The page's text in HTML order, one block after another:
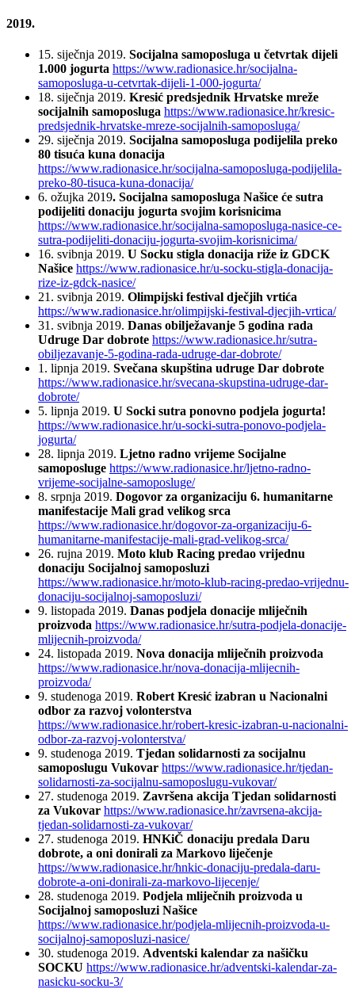
2019.
15. siječnja 2019. Socijalna samoposluga u četvrtak dijeli
1.000 jogurta https://www.radionasice.hr/socijalna-
samoposluga-u-cetvrtak-dijeli-1-000-jogurta/
18. siječnja 2019. Kresić predsjednik Hrvatske mreže
socijalnih samoposluga https://www.radionasice.hr/kresic-
predsjednik-hrvatske-mreze-socijalnih-samoposluga/
29. siječnja 2019. Socijalna samoposluga podijelila preko
80 tisuća kuna donacija
https://www.radionasice.hr/socijalna-samoposluga-podijelila-
preko-80-tisuca-kuna-donacija/
6. ožujka 2019. Socijalna samoposluga Našice će sutra
podijeliti donaciju jogurta svojim korisnicima
https://www.radionasice.hr/socijalna-samoposluga-nasice-ce-
sutra-podijeliti-donaciju-jogurta-svojim-korisnicima/
16. svibnja 2019. U Socku stigla donacija riže iz GDCK
Našice https://www.radionasice.hr/u-socku-stigla-donacija-
rize-iz-gdck-nasice/
21. svibnja 2019. Olimpijski festival dječjih vrtića
https://www.radionasice.hr/olimpijski-festival-djecjih-vrtica/
31. svibnja 2019. Danas obilježavanje 5 godina rada
Udruge Dar dobrote https://www.radionasice.hr/sutra-
obiljezavanje-5-godina-rada-udruge-dar-dobrote/
1. lipnja 2019. Svečana skupština udruge Dar dobrote
https://www.radionasice.hr/svecana-skupstina-udruge-dar-
dobrote/
5. lipnja 2019. U Socki sutra ponovno podjela jogurta!
https://www.radionasice.hr/u-socki-sutra-ponovo-podjela-
jogurta/
28. lipnja 2019. Ljetno radno vrijeme Socijalne
samoposluge https://www.radionasice.hr/ljetno-radno-
vrijeme-socijalne-samoposluge/
8. srpnja 2019. Dogovor za organizaciju 6. humanitarne
manifestacije Mali grad velikog srca
https://www.radionasice.hr/dogovor-za-organizaciju-6-
humanitarne-manifestacije-mali-grad-velikog-srca/
26. rujna 2019. Moto klub Racing predao vrijednu
donaciju Socijalnoj samoposluzi
https://www.radionasice.hr/moto-klub-racing-predao-vrijednu-
donaciju-socijalnoj-samoposluzi/
9. listopada 2019. Danas podjela donacije mliječnih
proizvoda https://www.radionasice.hr/sutra-podjela-donacije-
mlijecnih-proizvoda/
24. listopada 2019. Nova donacija mliječnih proizvoda
https://www.radionasice.hr/nova-donacija-mlijecnih-
proizvoda/
9. studenoga 2019. Robert Kresić izabran u Nacionalni
odbor za razvoj volonterstva
https://www.radionasice.hr/robert-kresic-izabran-u-nacionalni-
odbor-za-razvoj-volonterstva/
9. studenoga 2019. Tjedan solidarnosti za socijalnu
samoposlugu Vukovar https://www.radionasice.hr/tjedan-
solidarnosti-za-socijalnu-samoposlugu-vukovar/
27. studenoga 2019. Završena akcija Tjedan solidarnosti
za Vukovar https://www.radionasice.hr/zavrsena-akcija-
tjedan-solidarnosti-za-vukovar/
27. studenoga 2019. HNKiČ donaciju predala Daru
dobrote, a oni donirali za Markovo liječenje
https://www.radionasice.hr/hnkic-donaciju-predala-daru-
dobrote-a-oni-donirali-za-markovo-lijecenje/
28. studenoga 2019. Podjela mliječnih proizvoda u
Socijalnoj samoposluzi Našice
https://www.radionasice.hr/podjela-mlijecnih-proizvoda-u-
socijalnoj-samoposluzi-nasice/
30. studenoga 2019. Adventski kalendar za našičku
SOCKU https://www.radionasice.hr/adventski-kalendar-za-
nasicku-socku-3/